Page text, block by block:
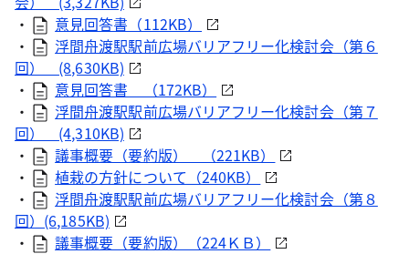
・
意見回答書（112KB）
・
浮間舟渡駅駅前広場バリアフリー化検討会（第６
回） (8,630KB)
・
意見回答書 （172KB）
・
浮間舟渡駅駅前広場バリアフリー化検討会（第７
回） (4,310KB)
・
議事概要（要約版） （221KB）
・
植栽の方針について（240KB）
・
浮間舟渡駅駅前広場バリアフリー化検討会（第８
回）(6,185KB)
・
議事概要（要約版）（224ＫＢ）